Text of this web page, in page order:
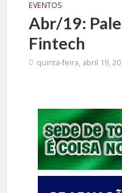
EVENTOS
Abr/19:
Fintech
quinta-feira, abril 19,